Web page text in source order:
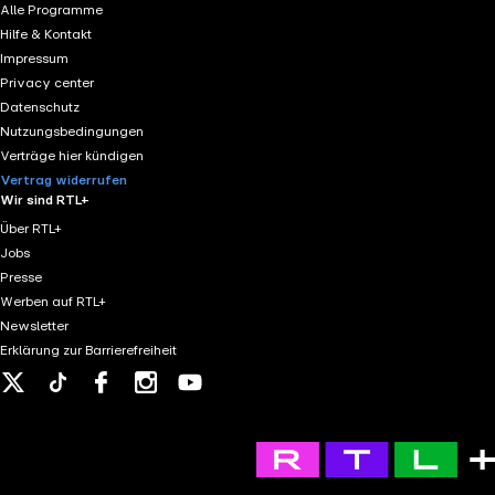
Alle Programme
Hilfe & Kontakt
Impressum
Privacy center
Datenschutz
Nutzungsbedingungen
Verträge hier kündigen
Vertrag widerrufen
Wir sind RTL+
Über RTL+
Jobs
Presse
Werben auf RTL+
Newsletter
Erklärung zur Barrierefreiheit
Tiktok FacebookInstagram